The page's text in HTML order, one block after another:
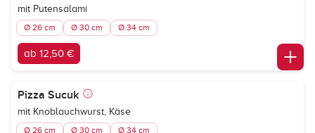
mit Putensalami
Ø 26 cm Ø 30 cm Ø 34 cm
ab 12,50 €
Pizza Sucuk
mit Knoblauchwurst, Käse
Ø 26 cm Ø 30 cm Ø 34 cm